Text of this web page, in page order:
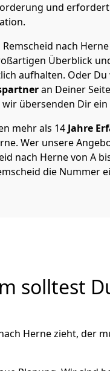
und
Remscheid nach
Überblick
aufhalten. Oder Du
an Deiner
übersenden Dir
mehr als 14 Jahre
Wer unsere
nach Herne von A
die Nummer
solltest
Herne zieht, der